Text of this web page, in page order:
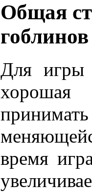
Общая
гоблинов
Для игры
время